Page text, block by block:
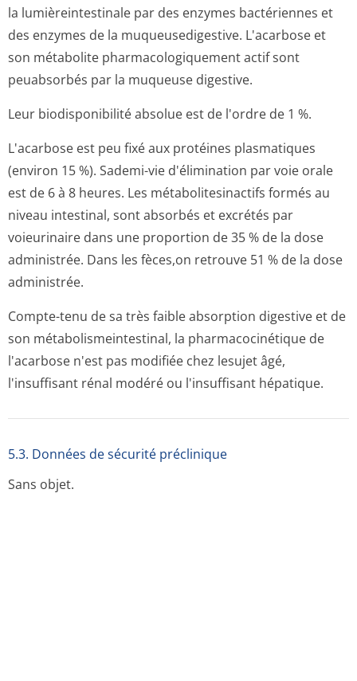
la lumièreintestinale par des enzymes bactériennes et
des enzymes de la muqueusedigestive. L'acarbose et
son métabolite pharmacologiquement actif sont
peuabsorbés par la muqueuse digestive.
Leur biodisponibilité absolue est de l'ordre de 1 %.
L'acarbose est peu fixé aux protéines plasmatiques
(environ 15 %). Sademi-vie d'élimination par voie orale
est de 6 à 8 heures. Les métabolitesinactifs formés au
niveau intestinal, sont absorbés et excrétés par
voieurinaire dans une proportion de 35 % de la dose
administrée. Dans les fèces,on retrouve 51 % de la dose
administrée.
Compte-tenu de sa très faible absorption digestive et de
son métabolismein­testinal, la pharmacocinétique de
l'acarbose n'est pas modifiée chez lesujet âgé,
l'insuffisant rénal modéré ou l'insuffisant hépatique.
5.3. Données de sécurité préclinique
Sans objet.